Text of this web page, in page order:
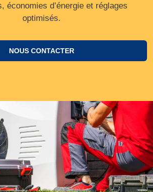
économies d’énergie et réglages
optimisés.
NOUS CONTACTER